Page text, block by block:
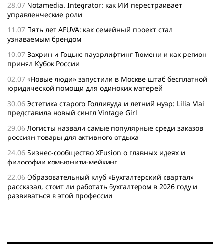
28.07 Notamedia. Integrator: как ИИ перестраивает
управленческие роли
11.07 Пять лет AFUVA: как семейный проект стал
узнаваемым брендом
10.07 Вахрин и Гоцык: пауэрлифтинг Тюмени и как регион
принял Кубок России
02.07 «Новые люди» запустили в Москве штаб бесплатной
юридической помощи для одиноких матерей
30.06 Эстетика старого Голливуда и летний нуар: Lilia Mai
представила новый сингл Vintage Girl
29.06 Логисты назвали самые популярные среди заказов
россиян товары для активного отдыха
24.06 Бизнес-сообщество XFusion о главных идеях и
философии комьюнити-мейкинг
22.06 Образовательный клуб «Бухгалтерский квартал»
рассказал, стоит ли работать бухгалтером в 2026 году и
развиваться в этой профессии